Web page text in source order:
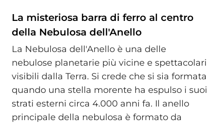
La misteriosa barra di ferro al centro
della Nebulosa dell'Anello
La Nebulosa dell'Anello è una delle
nebulose planetarie più vicine e spettacolari
visibili dalla Terra. Si crede che si sia formata
quando una stella morente ha espulso i suoi
strati esterni circa 4.000 anni fa. Il anello
principale della nebulosa è formato da